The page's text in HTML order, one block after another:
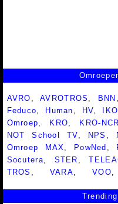
AVRO ,AVROTROS BNN
Feduco
Human HV
Omroep
KRO KRO-
NOT School TV
NPS
Omroep MAX
PowNed
Socutera
STER ,
TROS
VARA ,VOO
Trending